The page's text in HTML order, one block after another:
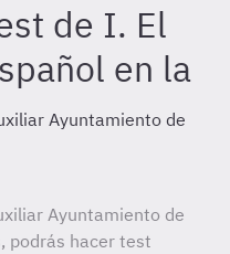
de I. El
en la
Ayuntamiento de
Ayuntamiento de
podrás hacer test